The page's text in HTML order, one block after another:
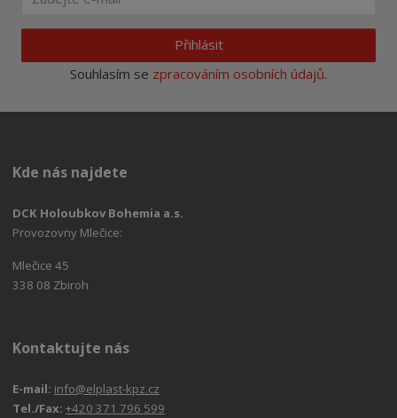
Přihlásit
Souhlasím se zpracováním osobních údajů.
Kde nás najdete
DCK Holoubkov Bohemia a.s.
Provozovny Mlečice:
Mlečice 45
338 08 Zbiroh
Kontaktujte nás
E-mail: info@elplast-kpz.cz
Tel./Fax:+420 371 796 599